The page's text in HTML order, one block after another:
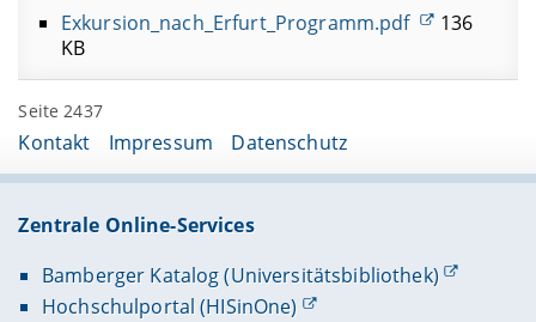
Exkursion_nach_Erfurt_Programm.pdf
136
KB
Seite 2437
Kontakt Impressum Datenschutz
Zentrale Online-Services
Bamberger Katalog (Universitätsbibliothek)
Hochschulportal (HISinOne)